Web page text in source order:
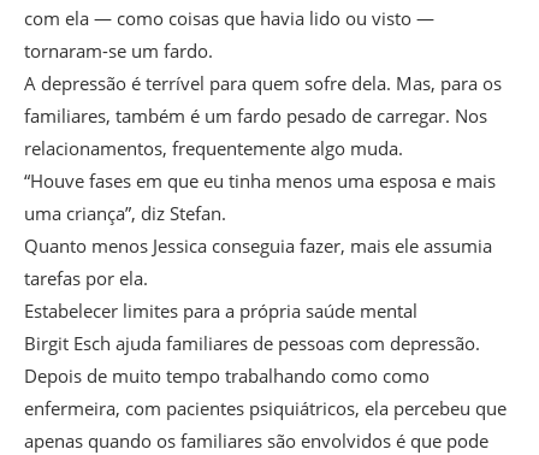
com ela — como coisas que havia lido ou visto —
tornaram-se um fardo.
A depressão é terrível para quem sofre dela. Mas, para os
familiares, também é um fardo pesado de carregar. Nos
relacionamentos, frequentemente algo muda.
“Houve fases em que eu tinha menos uma esposa e mais
uma criança”, diz Stefan.
Quanto menos Jessica conseguia fazer, mais ele assumia
tarefas por ela.
Estabelecer limites para a própria saúde mental
Birgit Esch ajuda familiares de pessoas com depressão.
Depois de muito tempo trabalhando como como
enfermeira, com pacientes psiquiátricos, ela percebeu que
apenas quando os familiares são envolvidos é que pode